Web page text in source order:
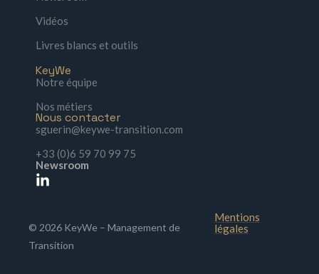
Vidéos
Livres blancs et outils
KeyWe
Notre équipe
Nos métiers
Nous contacter
sguerin@keywe-transition.com
+33 (0)6 59 70 99 75
Newsroom
© 2026 KeyWe – Management de
Transition
Mentions
légales